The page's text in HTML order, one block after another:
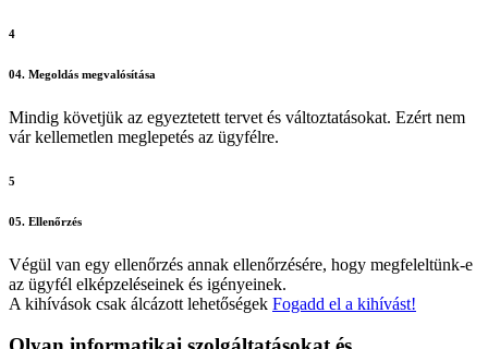
4
04. Megoldás megvalósítása
Mindig követjük az egyeztetett tervet és változtatásokat. Ezért nem
vár kellemetlen meglepetés az ügyfélre.
5
05. Ellenőrzés
Végül van egy ellenőrzés annak ellenőrzésére, hogy megfeleltünk-e
az ügyfél elképzeléseinek és igényeinek.
A kihívások csak álcázott lehetőségek Fogadd el a kihívást!